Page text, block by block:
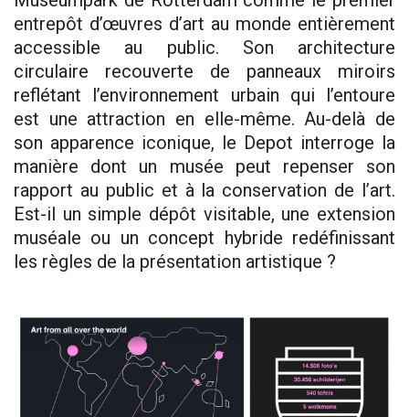
entrepôt d’œuvres d’art au monde entièrement
accessible au public. Son architecture
circulaire recouverte de panneaux miroirs
reflétant l’environnement urbain qui l’entoure
est une attraction en elle-même. Au-delà de
son apparence iconique, le Depot interroge la
manière dont un musée peut repenser son
rapport au public et à la conservation de l’art.
Est-il un simple dépôt visitable, une extension
muséale ou un concept hybride redéfinissant
les règles de la présentation artistique ?